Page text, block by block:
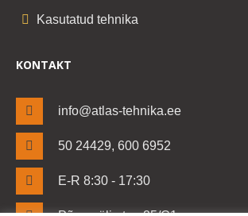
Kasutatud tehnika
KONTAKT
info@atlas-tehnika.ee
50 24429, 600 6952
E-R 8:30 - 17:30